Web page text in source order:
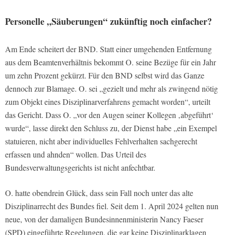
Personelle „Säuberungen“ zukünftig noch einfacher?
Am Ende scheitert der BND. Statt einer umgehenden Entfernung
aus dem Beamtenverhältnis bekommt O. seine Bezüge für ein Jahr
um zehn Prozent gekürzt. Für den BND selbst wird das Ganze
dennoch zur Blamage. O. sei „gezielt und mehr als zwingend nötig
zum Objekt eines Disziplinarverfahrens gemacht worden“, urteilt
das Gericht. Dass O. „vor den Augen seiner Kollegen ‚abgeführt‘
wurde“, lasse direkt den Schluss zu, der Dienst habe „ein Exempel
statuieren, nicht aber individuelles Fehlverhalten sachgerecht
erfassen und ahnden“ wollen. Das Urteil des
Bundesverwaltungsgerichts ist nicht anfechtbar.
O. hatte obendrein Glück, dass sein Fall noch unter das alte
Disziplinarrecht des Bundes fiel. Seit dem 1. April 2024 gelten nun
neue, von der damaligen Bundesinnenministerin Nancy Faeser
(SPD) eingeführte Regelungen, die gar keine Disziplinarklagen